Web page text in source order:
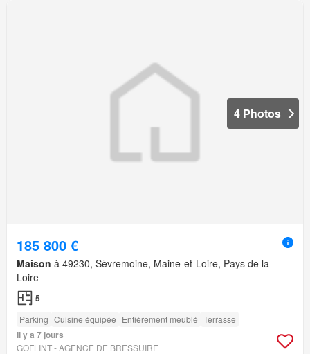
4 Photos
185 800 €
Maison à 49230, Sèvremoine, Maine-et-Loire, Pays de la
Loire
5
Parking Cuisine équipée Entièrement meublé Terrasse
Il y a 7 jours
GOFLINT - AGENCE DE BRESSUIRE